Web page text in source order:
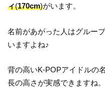
ィ(170cm)がいます。
名前があがった人はグルー
いますよね♪
背の高いK-POPアイドルの
長の高さが実感できますね。